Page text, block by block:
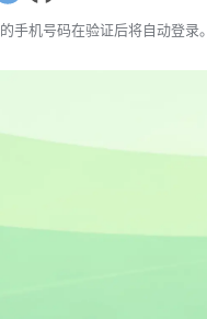
手机号码在验证后将自动登录。